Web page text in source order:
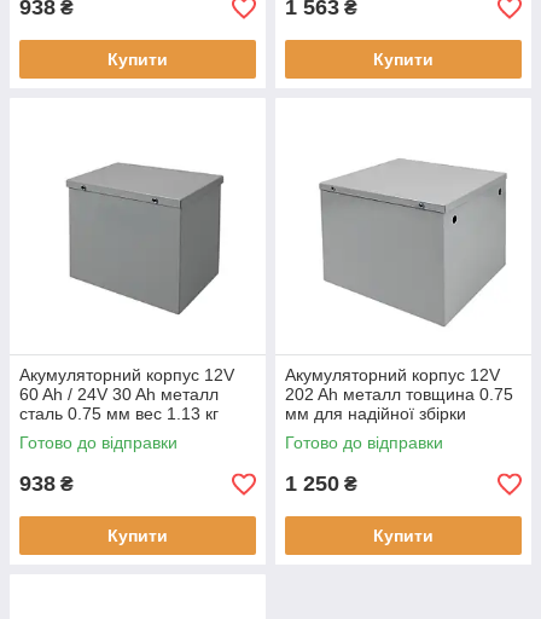
938 ₴
Купити
1 563 ₴
Купити
Акумуляторний корпус 12V
60 Ah / 24V 30 Ah металл
сталь 0.75 мм вес 1.13 кг
Готово до відправки
938 ₴
Купити
Акумуляторний корпус 12V
202 Ah металл товщина 0.75
мм для надійної збірки
акумуляторів
Готово до відправки
1 250 ₴
Купити